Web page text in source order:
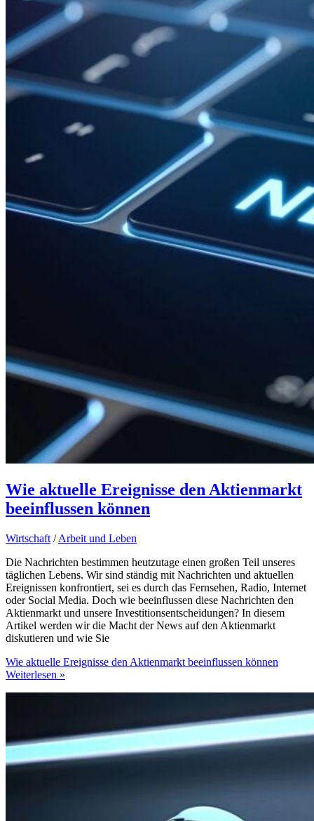
Wie aktuelle Ereignisse den Aktienmarkt
beeinflussen können
Wirtschaft /Arbeit und Leben
Die Nachrichten bestimmen heutzutage einen großen Teil unseres
täglichen Lebens. Wir sind ständig mit Nachrichten und aktuellen
Ereignissen konfrontiert, sei es durch das Fernsehen, Radio, Internet
oder Social Media. Doch wie beeinflussen diese Nachrichten den
Aktienmarkt und unsere Investitionsentscheidungen? In diesem
Artikel werden wir die Macht der News auf den Aktienmarkt
diskutieren und wie Sie
Wie aktuelle Ereignisse den Aktienmarkt beeinflussen können
Weiterlesen »